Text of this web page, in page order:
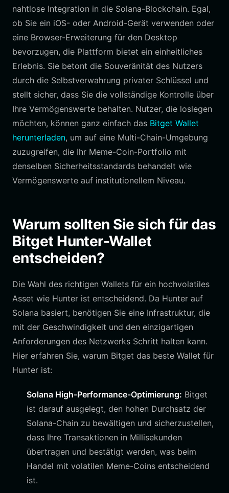
nahtlose Integration in die Solana-Blockchain. Egal,
ob Sie ein iOS- oder Android-Gerät verwenden oder
eine Browser-Erweiterung für den Desktop
bevorzugen, die Plattform bietet ein einheitliches
Erlebnis. Sie betont die Souveränität des Nutzers
durch die Selbstverwahrung privater Schlüssel und
stellt sicher, dass Sie die vollständige Kontrolle über
Ihre Vermögenswerte behalten. Nutzer, die loslegen
möchten, können ganz einfach das Bitget Wallet
herunterladen, um auf eine Multi-Chain-Umgebung
zuzugreifen, die Ihr Meme-Coin-Portfolio mit
denselben Sicherheitsstandards behandelt wie
Vermögenswerte auf institutionellem Niveau.
Warum sollten Sie sich für das
Bitget Hunter-Wallet
entscheiden?
Die Wahl des richtigen Wallets für ein hochvolatiles
Asset wie Hunter ist entscheidend. Da Hunter auf
Solana basiert, benötigen Sie eine Infrastruktur, die
mit der Geschwindigkeit und den einzigartigen
Anforderungen des Netzwerks Schritt halten kann.
Hier erfahren Sie, warum Bitget das beste Wallet für
Hunter ist:
Solana High-Performance-Optimierung: Bitget
ist darauf ausgelegt, den hohen Durchsatz der
Solana-Chain zu bewältigen und sicherzustellen,
dass Ihre Transaktionen in Millisekunden
übertragen und bestätigt werden, was beim
Handel mit volatilen Meme-Coins entscheidend
ist.